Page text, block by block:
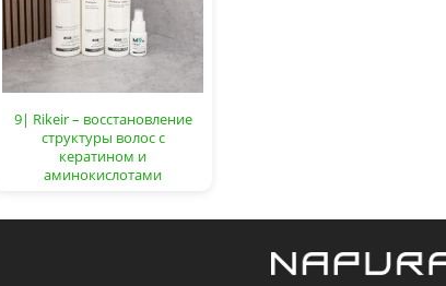
9| Rikeir – восстановление
структуры волос с
кератином и
аминокислотами